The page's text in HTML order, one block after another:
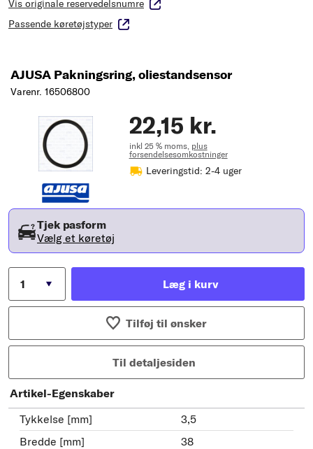
Vis originale reservedelsnumre
Passende køretøjstyper
AJUSA Pakningsring, oliestandsensor
Varenr. 16506800
22,15 kr.
inkl 25 % moms, plus
forsendelsesomkostninger
Leveringstid: 2-4 uger
Tjek pasform
Vælg et køretøj
Læg i kurv
Tilføj til ønsker
Til detaljesiden
Artikel-Egenskaber
Tykkelse [mm]
3,5
Bredde [mm]
38